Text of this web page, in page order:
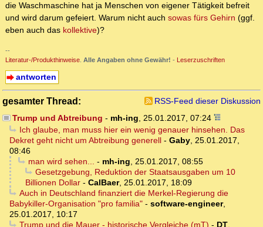
die Waschmaschine hat ja Menschen von eigener Tätigkeit befreit
und wird darum gefeiert. Warum nicht auch sowas fürs Gehirn (ggf.
eben auch das kollektive)?
--
Literatur-/Produkthinweise. Alle Angaben ohne Gewähr! - Leserzuschriften
antworten
gesamter Thread:
RSS-Feed dieser Diskussion
Trump und Abtreibung - mh-ing, 25.01.2017, 07:24
Ich glaube, man muss hier ein wenig genauer hinsehen. Das
Dekret geht nicht um Abtreibung generell - Gaby, 25.01.2017,
08:46
man wird sehen... - mh-ing, 25.01.2017, 08:55
Gesetzgebung, Reduktion der Staatsausgaben um 10
Billionen Dollar - CalBaer, 25.01.2017, 18:09
Auch in Deutschland finanziert die Merkel-Regierung die
Babykiller-Organisation "pro familia" - software-engineer,
25.01.2017, 10:17
Trump und die Mauer - historische Vergleiche (mT) - DT,